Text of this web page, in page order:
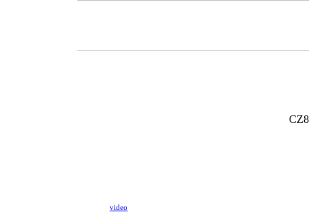
video